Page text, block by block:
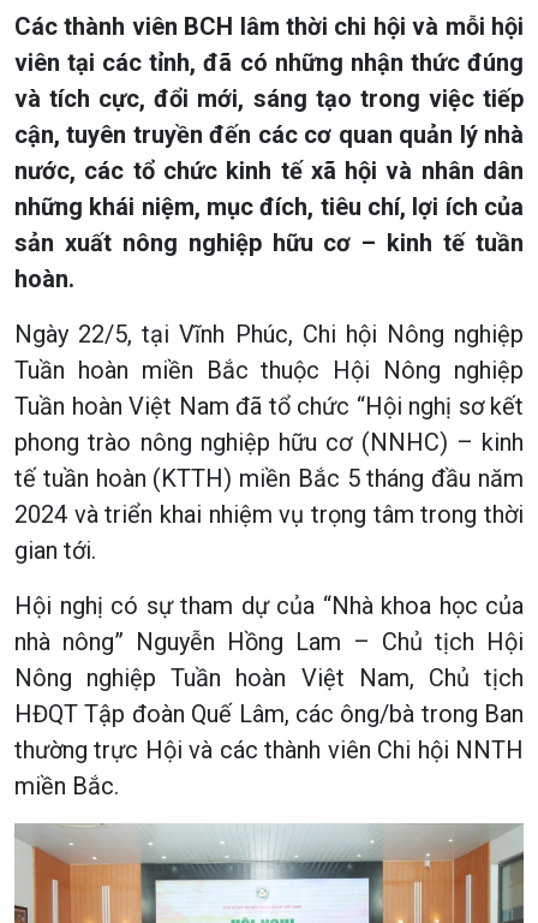
Các thành viên BCH lâm thời chi hội và mỗi hội
viên tại các tỉnh, đã có những nhận thức đúng
và tích cực, đổi mới, sáng tạo trong việc tiếp
cận, tuyên truyền đến các cơ quan quản lý nhà
nước, các tổ chức kinh tế xã hội và nhân dân
những khái niệm, mục đích, tiêu chí, lợi ích của
sản xuất nông nghiệp hữu cơ – kinh tế tuần
hoàn.
Ngày 22/5, tại Vĩnh Phúc, Chi hội Nông nghiệp
Tuần hoàn miền Bắc thuộc Hội Nông nghiệp
Tuần hoàn Việt Nam đã tổ chức “Hội nghị sơ kết
phong trào nông nghiệp hữu cơ (NNHC) – kinh
tế tuần hoàn (KTTH) miền Bắc 5 tháng đầu năm
2024 và triển khai nhiệm vụ trọng tâm trong thời
gian tới.
Hội nghị có sự tham dự của “Nhà khoa học của
nhà nông” Nguyễn Hồng Lam – Chủ tịch Hội
Nông nghiệp Tuần hoàn Việt Nam, Chủ tịch
HĐQT Tập đoàn Quế Lâm, các ông/bà trong Ban
thường trực Hội và các thành viên Chi hội NNTH
miền Bắc.